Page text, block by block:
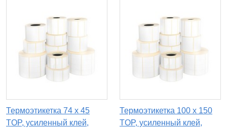
Термоэтикетка 74 х 45
TOP, усиленный клей,
Термоэтикетка 100 х 150
TOP, усиленный клей,